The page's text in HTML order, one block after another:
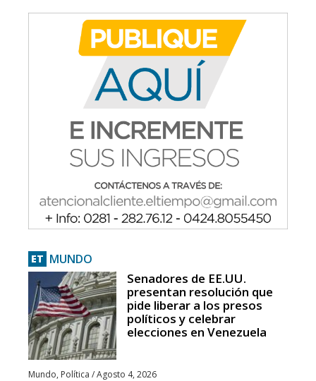
ET MUNDO
Senadores de EE.UU.
presentan resolución que
pide liberar a los presos
políticos y celebrar
elecciones en Venezuela
Mundo, Política /Agosto 4, 2026